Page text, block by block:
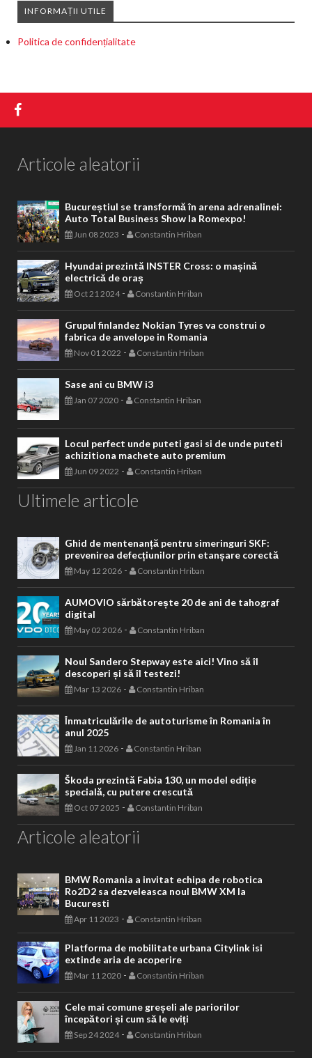
INFORMAȚII UTILE
Politica de confidențialitate
Articole aleatorii
Bucureștiul se transformă în arena adrenalinei:
Auto Total Business Show la Romexpo!
Jun 08 2023 - Constantin Hriban
Hyundai prezintă INSTER Cross: o mașină
electrică de oraș
Oct 21 2024- Constantin Hriban
Grupul finlandez Nokian Tyres va construi o
fabrica de anvelope in Romania
Nov 01 2022 - Constantin Hriban
Sase ani cu BMW i3
Jan 07 2020 - Constantin Hriban
Locul perfect unde puteti gasi si de unde puteti
achizitiona machete auto premium
Jun 09 2022 - Constantin Hriban
Ultimele articole
Ghid de mentenanță pentru simeringuri SKF:
prevenirea defecțiunilor prin etanșare corectă
May 12 2026 - Constantin Hriban
AUMOVIO sărbătorește 20 de ani de tahograf
digital
May 02 2026 - Constantin Hriban
Noul Sandero Stepway este aici! Vino să îl
descoperi și să îl testezi!
Mar 13 2026 - Constantin Hriban
Înmatriculările de autoturisme în Romania în
anul 2025
Jan 11 2026 - Constantin Hriban
Škoda prezintă Fabia 130, un model ediție
specială, cu putere crescută
Oct 07 2025 - Constantin Hriban
Articole aleatorii
BMW Romania a invitat echipa de robotica
Ro2D2 sa dezveleasca noul BMW XM la
Bucuresti
Apr 11 2023 - Constantin Hriban
Platforma de mobilitate urbana Citylink isi
extinde aria de acoperire
Mar 11 2020 - Constantin Hriban
Cele mai comune greșeli ale pariorilor
începători și cum să le eviți
Sep 24 2024- Constantin Hriban